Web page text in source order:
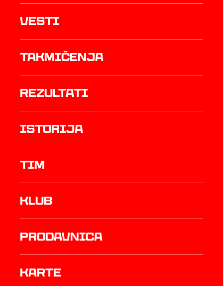
Vesti
Takmičenja
rezultati
istorija
TIM
Klub
prodavnica
Karte